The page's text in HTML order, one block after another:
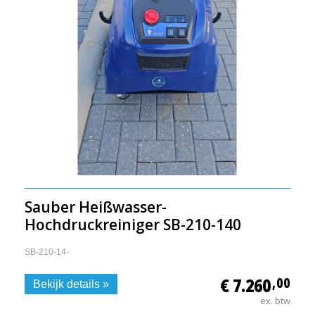
Sauber Heißwasser-
Hochdruckreiniger SB-210-140
SB-210-14-
€ 7.260,00
ex. btw
Bekijk details »